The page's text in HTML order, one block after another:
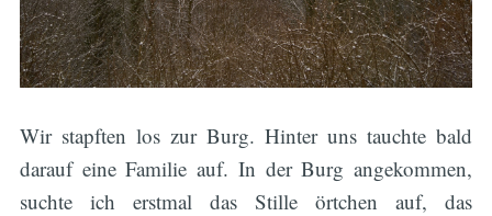
Wir stapften los zur Burg. Hinter uns tauchte bald
darauf eine Familie auf. In der Burg angekommen,
suchte ich erstmal das Stille örtchen auf, das